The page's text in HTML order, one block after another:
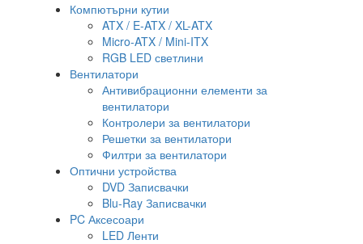
Компютърни кутии
ATX / E-ATX / XL-ATX
Micro-ATX / Mini-ITX
RGB LED светлини
Вентилатори
Антивибрационни елементи за
вентилатори
Контролери за вентилатори
Решетки за вентилатори
Филтри за вентилатори
Оптични устройства
DVD Записвачки
Blu-Ray Записвачки
PC Аксесоари
LED Ленти